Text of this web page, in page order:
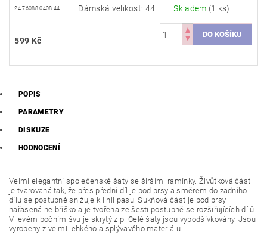
24.76088.0408.44 Dámská velikost: 44 Skladem (1 ks)
599 Kč
POPIS
PARAMETRY
DISKUZE
HODNOCENÍ
Velmi elegantní společenské šaty se širšími ramínky. Živůtková část
je tvarovaná tak, že přes přední díl je pod prsy a směrem do zadního
dílu se postupně snižuje k linii pasu. Sukňová část je pod prsy
nařasená ne bříško a je tvořena ze šesti postupně se rozšiřujících dílů.
V levém bočním švu je skrytý zip. Celé šaty jsou vypodšívkovány. Jsou
vyrobeny z velmi lehkého a splývavého materiálu.